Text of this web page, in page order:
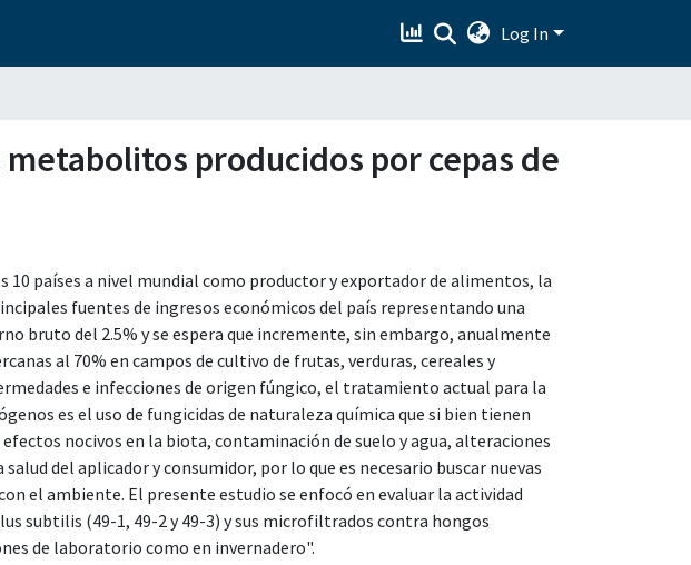
Log In
producidos por cepas de
10 países a nivel mundial como productor y exportador de alimentos, la
fuentes de ingresos económicos del país representando una
bruto del 2.5% y se espera que incremente, sin embargo, anualmente
al 70% en campos de cultivo de frutas, verduras, cereales y
e infecciones de origen fúngico, el tratamiento actual para la
es el uso de fungicidas de naturaleza química que si bien tienen
nocivos en la biota, contaminación de suelo y agua, alteraciones
del aplicador y consumidor, por lo que es necesario buscar nuevas
el ambiente. El presente estudio se enfocó en evaluar la actividad
subtilis (49-1, 49-2 y 49-3) y sus microfiltrados contra hongos
de laboratorio como en invernadero".